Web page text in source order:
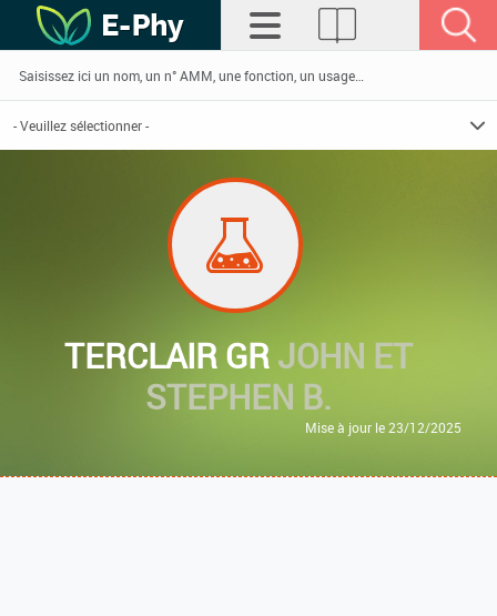
TERCLAIR GRJOHN ET
STEPHEN B.
Mise à jour le 23/12/2025